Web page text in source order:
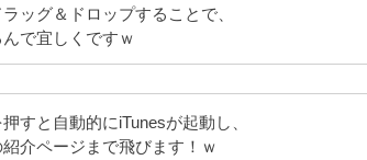
ッグ＆ドロップすることで、
で宜しくですｗ
すと自動的にiTunesが起動し、
介ページまで飛びます！ｗ